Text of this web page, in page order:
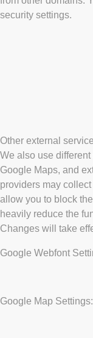
security settings.
Other external
We also use
Google Maps, and
providers may
allow you to block
heavily reduce the
Changes will take
Google Webfont
Google Map Settings: